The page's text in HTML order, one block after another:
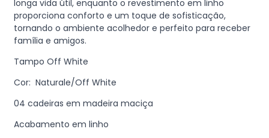
longa vida útil, enquanto o revestimento em linho
proporciona conforto e um toque de sofisticação,
tornando o ambiente acolhedor e perfeito para receber
família e amigos.
Tampo Off White
Cor: Naturale/Off White
04 cadeiras em madeira maciça
Acabamento em linho